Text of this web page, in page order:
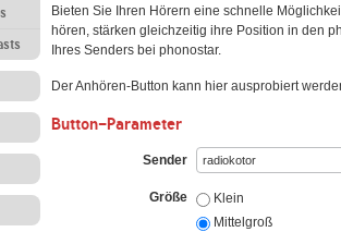
Bieten Sie Ihren Hörern eine schnelle
hören, stärken gleichzeitig ihre Position in den
Ihres Senders bei phonostar.
Der Anhören-Button kann hier ausprobiert
Button-Parameter
Sender
Größe
Klein
Mittelgroß